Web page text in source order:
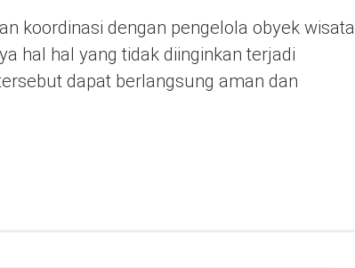
koordinasi dengan pengelola obyek wisata
hal hal yang tidak diinginkan terjadi
dapat berlangsung aman dan